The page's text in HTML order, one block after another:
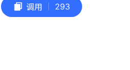
调用 293